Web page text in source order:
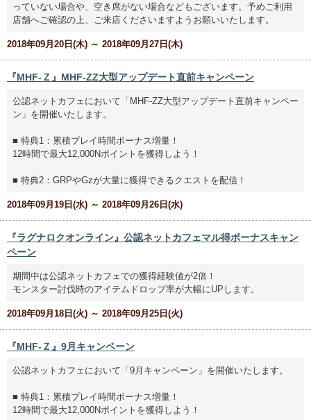
っていない場合や、空き席がない場合などもございます。予めご利用
店舗へご確認の上、ご来店くださいますようお願いいたします。
2018年09月20日(木) ～ 2018年09月27日(木)
『MHF-Ｚ』MHF-ZZ大型アップデート直前キャンペーン
公認ネットカフェにおいて「MHF-ZZ大型アップデート直前キャンペー
ン」を開催いたします。
■ 特典1：累積プレイ時間ボーナス増量！
12時間で最大12,000Nポイントを獲得しよう！
■ 特典2：GRPやGzが大量に獲得できるクエストを配信！
2018年09月19日(水) ～ 2018年09月26日(水)
『ラグナロクオンライン』公認ネットカフェマル得ボーナスキャン
ペーン
期間中は公認ネットカフェでの獲得経験値が2倍！
モンスター討伐時のアイテムドロップ率が大幅にUPします。
2018年09月18日(火) ～ 2018年09月25日(火)
『MHF-Ｚ』9月キャンペーン
公認ネットカフェにおいて「9月キャンペーン」を開催いたします。
■ 特典1：累積プレイ時間ボーナス増量！
12時間で最大12,000Nポイントを獲得しよう！